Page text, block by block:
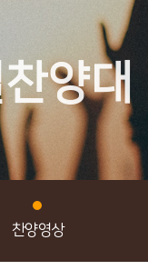
양대
찬양영상